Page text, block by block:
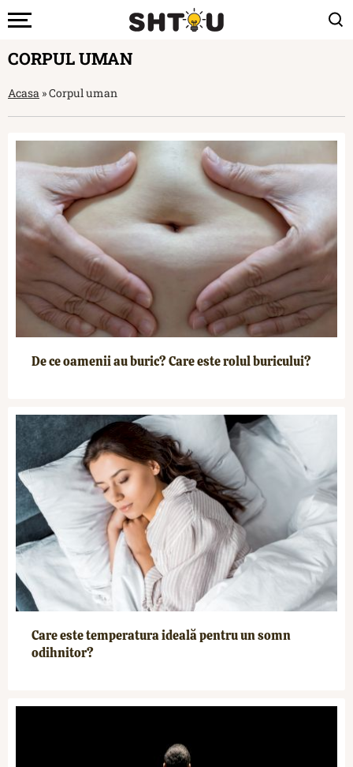
CORPUL UMAN
Acasa »Corpul uman
De ce oamenii au buric? Care este rolul buricului?
Care este temperatura ideală pentru un somn
odihnitor?